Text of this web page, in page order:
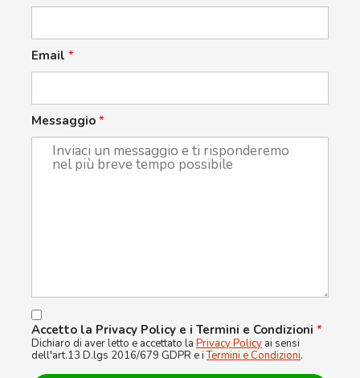
Email *
Messaggio *
Accetto la Privacy Policy e i Termini e Condizioni *
Dichiaro di aver letto e accettato la Privacy Policy ai sensi
dell'art.13 D.lgs 2016/679 GDPR e iTermini e Condizioni.